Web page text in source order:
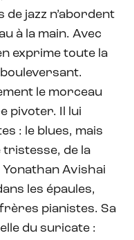
de jazz n’abordent
à la main. Avec
exprime toute la
bouleversant.
le morceau
pivoter. Il lui
: le blues, mais
tristesse, de la
Avishai
les épaules,
pianistes. Sa
du suricate :